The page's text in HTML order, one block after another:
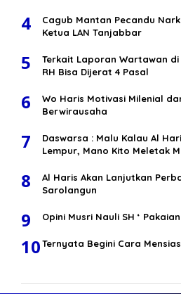
4
Cagub Mantan Pecandu
Ketua LAN Tanjabbar
5
Terkait Laporan Wartawan
RH Bisa Dijerat 4 Pasal
6
Wo Haris Motivasi Milenial
Berwirausaha
7
Daswarsa : Malu Kalau Al
Lempur, Mano Kito Meletak
8
Al Haris Akan Lanjutkan
Sarolangun
9 Opini Musri Nauli SH ‘
10Ternyata Begini Cara